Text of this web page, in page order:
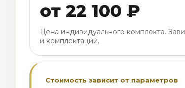
от 22 100 ₽
Цена индивидуального комплекта.
и комплектации.
Стоимость зависит от параметров